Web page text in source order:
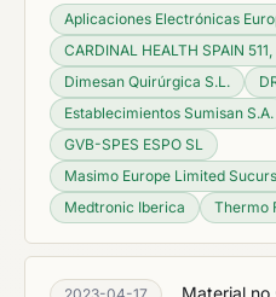
Aplicaciones Electrónicas
CARDINAL HEALTH SPAIN 511,
Dimesan Quirúrgica S.L.
Establecimientos Sumisan S.A.
GVB-SPES ESPO SL
Masimo Europe Limited
Medtronic Iberica
Thermo
Material no